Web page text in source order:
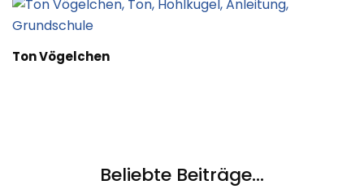
Ton Vögelchen
Beliebte Beiträge...